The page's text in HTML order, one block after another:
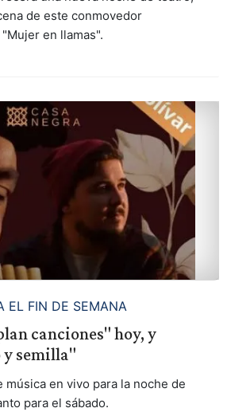
de este conmovedor
en llamas".
EL FIN DE SEMANA
canciones" hoy, y
y semilla"
música en vivo para la noche de
para el sábado.